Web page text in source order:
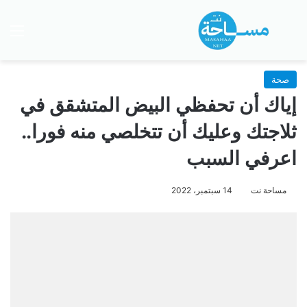
بحث عن
صحة
إياك أن تحفظي البيض المتشقق في
ثلاجتك وعليك أن تتخلصي منه فورا..
اعرفي السبب
مساحة نت 14 سبتمبر، 2022